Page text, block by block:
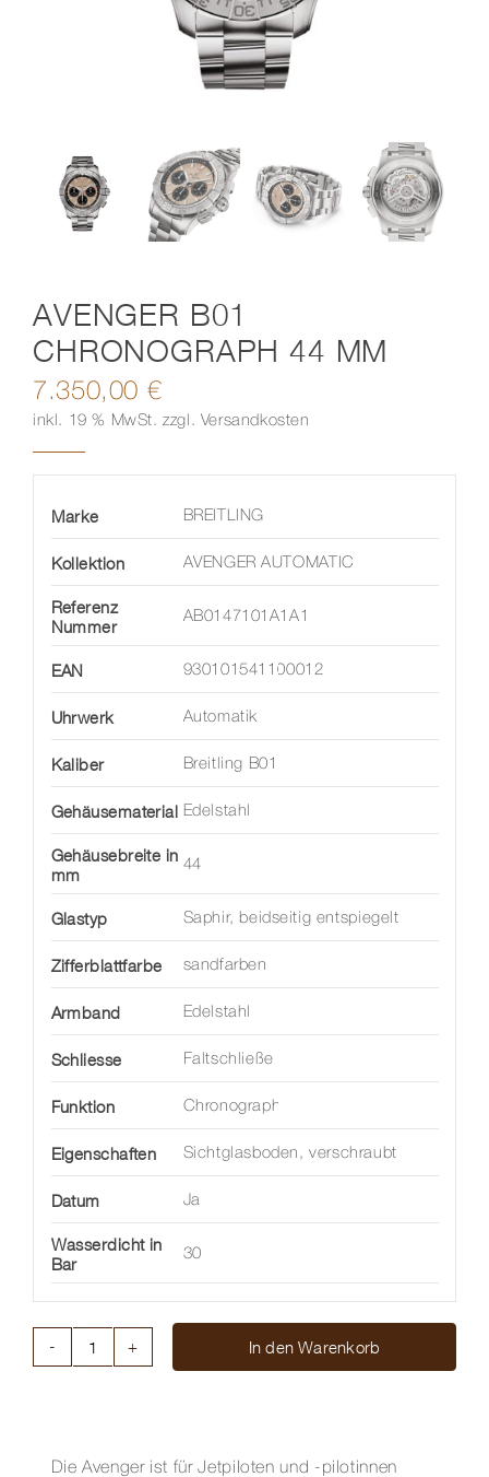
AVENGER B01
CHRONOGRAPH 44 MM
7.350,00 €
inkl. 19 % MwSt. zzgl. Versandkosten
Marke BREITLING
Kollektion AVENGER AUTOMATIC
Referenz
Nummer
AB0147101A1A1
EAN 930101541100012
Uhrwerk Automatik
Kaliber Breitling B01
Gehäusematerial Edelstahl
Gehäusebreite in
mm
44
Glastyp Saphir, beidseitig entspiegelt
Zifferblattfarbe sandfarben
Armband Edelstahl
Schliesse Faltschließe
Funktion Chronograph
Eigenschaften Sichtglasboden, verschraubt
Datum Ja
Wasserdicht in
Bar
30
MM
In den Warenkorb
Die Avenger ist für Jetpiloten und -pilotinnen